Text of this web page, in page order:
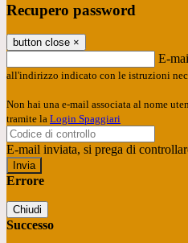
Recupero password
button close ×
E-
all'indirizzo indicato con le istruzioni
Non hai una e-mail associata al nome
tramite la Login Spaggiari
E-mail inviata, si prega di
Errore
Chiudi
Successo